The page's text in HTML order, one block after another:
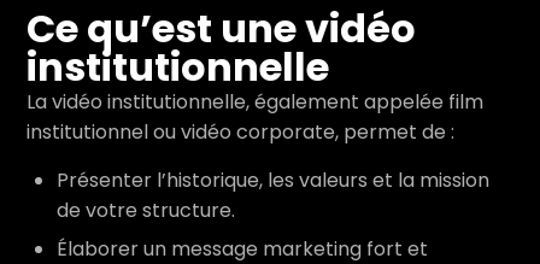
Ce qu’est une vidéo
institutionnelle
La vidéo institutionnelle, également appelée film
institutionnel ou vidéo corporate, permet de :
Présenter l’historique, les valeurs et la mission
de votre structure.
Élaborer un message marketing fort et